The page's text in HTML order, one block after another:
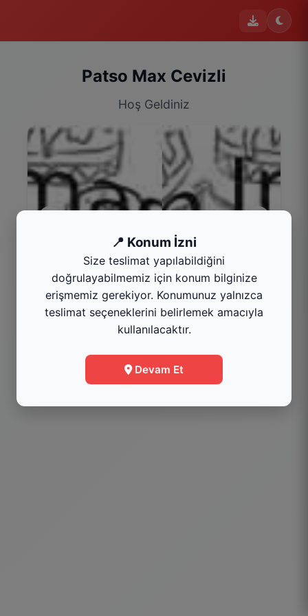
Patso Max Cevizli
Hoş Geldiniz
İçecekler
Kategoriyi Gör
Menüye Git
Bilgi
📍 Konum İzni
Size teslimat yapılabildiğini
doğrulayabilmemiz için konum bilginize
erişmemiz gerekiyor. Konumunuz yalnızca
teslimat seçeneklerini belirlemek amacıyla
kullanılacaktır.
Devam Et